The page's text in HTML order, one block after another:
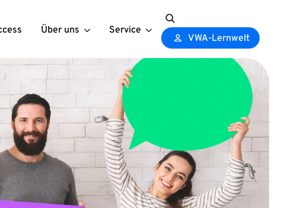
Über uns Service
Search
for:
VWA-Lernwelt